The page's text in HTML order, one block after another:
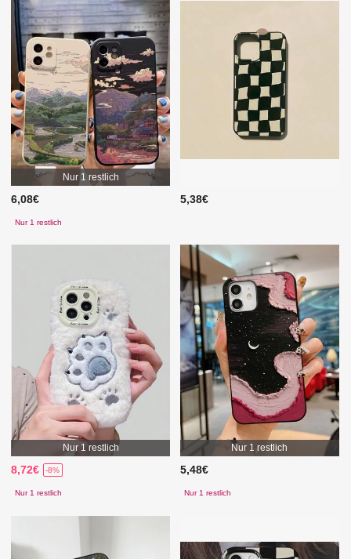
Nur 1 restlich
6,08€
Nur 1 restlich
5,38€
Nur 1 restlich
8,72€ -8%
Nur 1 restlich
Nur 1 restlich
5,48€
Nur 1 restlich